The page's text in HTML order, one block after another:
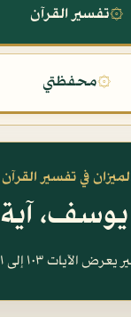
۞تفسير القرآن
۞محفظتي
في تفسير القرآن
آية ١٠٣
الآيات ١٠٣ إلى ١١١